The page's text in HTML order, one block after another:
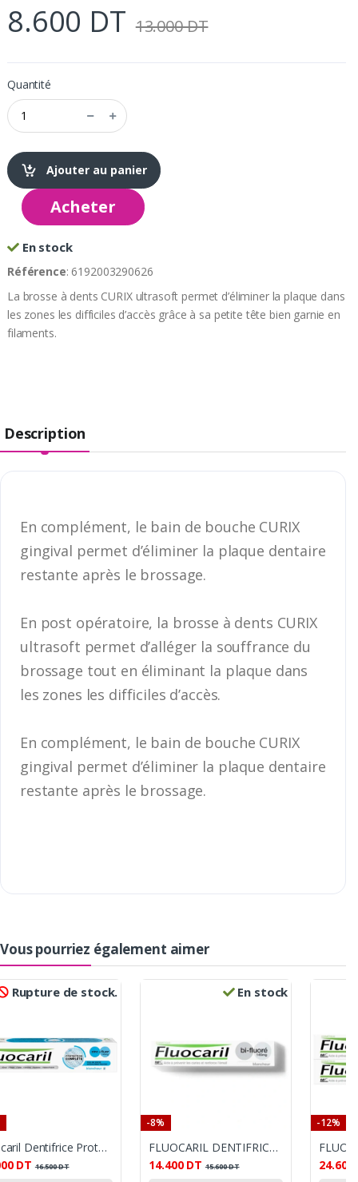
8.600 DT 13.000 DT
Quantité
Ajouter au panier
Acheter
En stock
Référence: 6192003290626
La brosse à dents CURIX ultrasoft permet d’éliminer la plaque dans
les zones les difficiles d’accès grâce à sa petite tête bien garnie en
filaments.
Description
En complément, le bain de bouche CURIX
gingival permet d’éliminer la plaque dentaire
restante après le brossage.
En post opératoire, la brosse à dents CURIX
ultrasoft permet d’alléger la souffrance du
brossage tout en éliminant la plaque dans
les zones les difficiles d’accès.
En complément, le bain de bouche CURIX
gingival permet d’éliminer la plaque dentaire
restante après le brossage.
Vous pourriez également aimer
Rupture de stock.
Fluocaril Dentifrice Protection Complete Blancheur
DT 16.500DT
En stock
-8%
FLUOCARIL DENTIFRICE BLANCHEUR BI-FLUORE 75 ML
14.400 DT 15.600DT
-12%
24.600